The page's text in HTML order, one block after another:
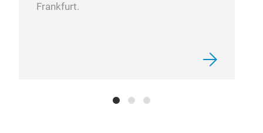
Frankfurt.